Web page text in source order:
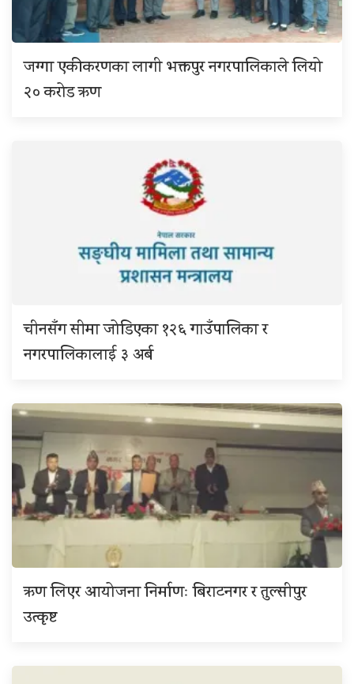
जग्गा एकीकरणका लागी भक्तपुर नगरपालिकाले लियो
२० करोड ऋण
चीनसँग सीमा जोडिएका १२६ गाउँपालिका र
नगरपालिकालाई ३ अर्ब
ऋण लिएर आयोजना निर्माणः बिराटनगर र तुल्सीपुर
उत्कृष्ट